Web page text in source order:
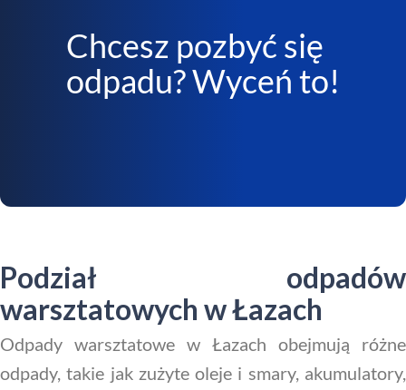
Chcesz pozbyć się
odpadu? Wyceń to!
Podział odpadów
warsztatowych w Łazach
Odpady warsztatowe w Łazach obejmują różne
odpady, takie jak zużyte oleje i smary, akumulatory,